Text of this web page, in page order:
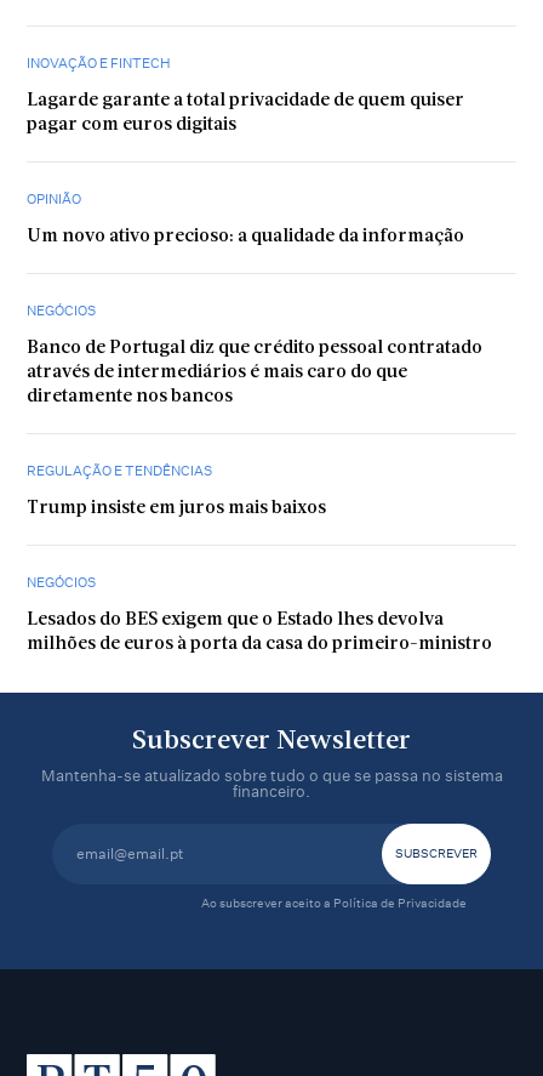
INOVAÇÃO E FINTECH
Lagarde garante a total privacidade de quem quiser
pagar com euros digitais
OPINIÃO
Um novo ativo precioso: a qualidade da informação
NEGÓCIOS
Banco de Portugal diz que crédito pessoal contratado
através de intermediários é mais caro do que
diretamente nos bancos
REGULAÇÃO E TENDÊNCIAS
Trump insiste em juros mais baixos
NEGÓCIOS
Lesados do BES exigem que o Estado lhes devolva
milhões de euros à porta da casa do primeiro-ministro
Subscrever Newsletter
Mantenha-se atualizado sobre tudo o que se passa no sistema
financeiro.
Ao subscrever aceito a Política de Privacidade